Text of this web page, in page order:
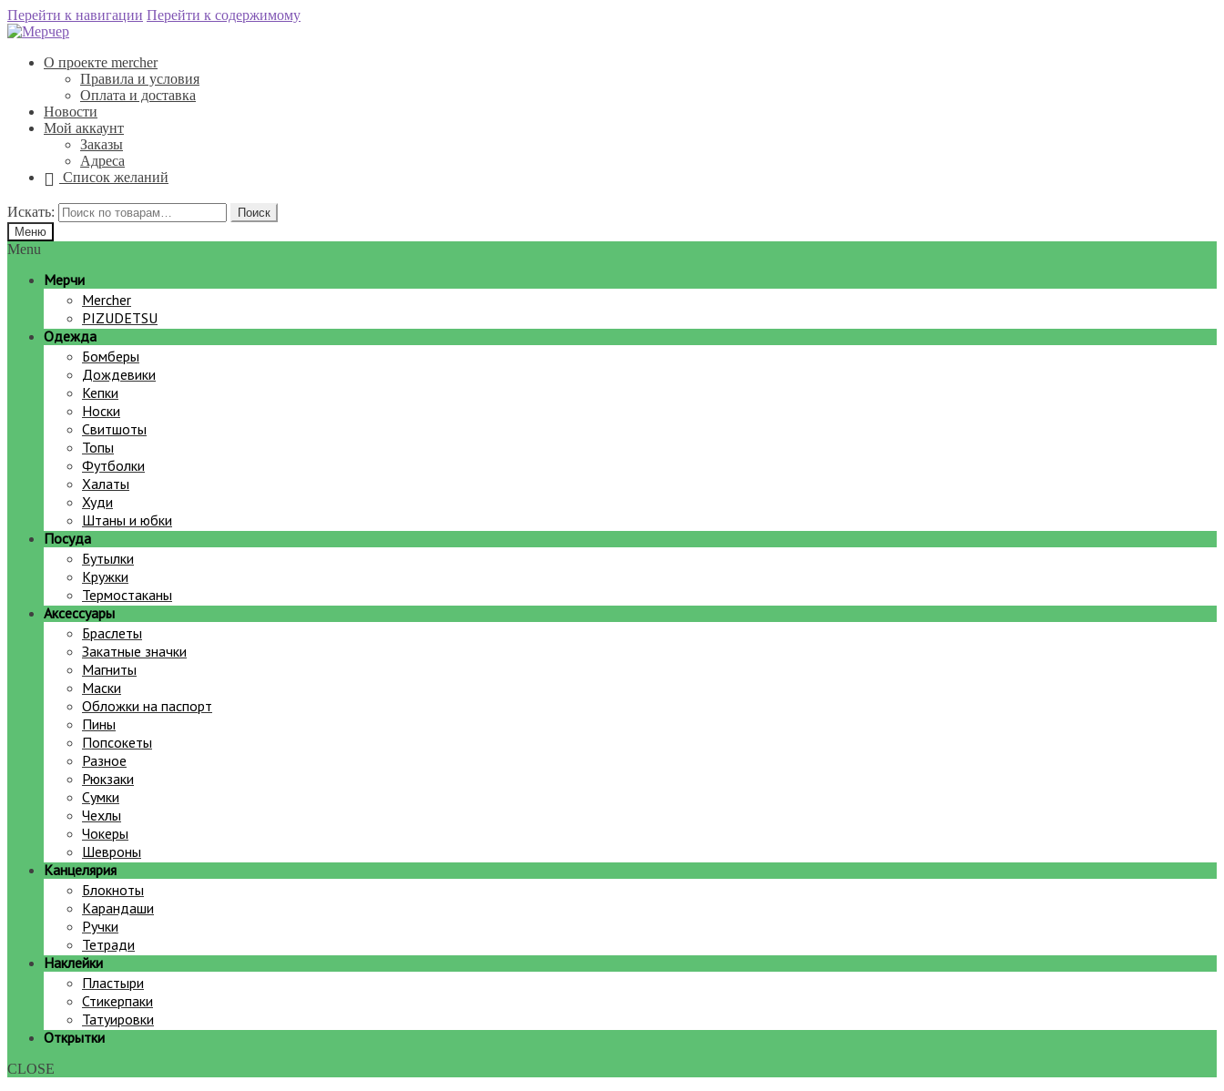
Перейти к навигации Перейти к содержимому
О проекте mercher
Правила и условия
Оплата и доставка
Новости
Мой аккаунт
Заказы
Адреса
Список желаний
Искать:
Поиск
Меню
Menu
Мерчи
Mercher
PIZUDETSU
Одежда
Бомберы
Дождевики
Кепки
Носки
Свитшоты
Топы
Футболки
Халаты
Худи
Штаны и юбки
Посуда
Бутылки
Кружки
Термостаканы
Аксессуары
Браслеты
Закатные значки
Магниты
Маски
Обложки на паспорт
Пины
Попсокеты
Разное
Рюкзаки
Сумки
Чехлы
Чокеры
Шевроны
Канцелярия
Блокноты
Карандаши
Ручки
Тетради
Наклейки
Пластыри
Стикерпаки
Татуировки
Открытки
CLOSE